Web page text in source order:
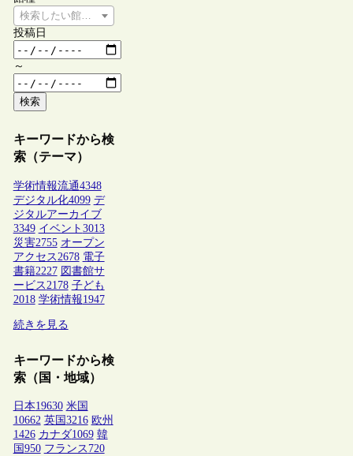
検索したい館種を選択してください
投稿日
～
検索
キーワードから検
索（テーマ）
学術情報流通4348
デジタル化4099 デ
ジタルアーカイブ
3349 イベント 3013
災害2755 オープン
アクセス 2678 電子
書籍2227 図書館サ
ービス 2178 子ども
2018 学術情報1947
続きを見る
キーワードから検
索（国・地域）
日本19630 米国
10662 英国 3216 欧州
1426 カナダ1069 韓
国 950 フランス 720